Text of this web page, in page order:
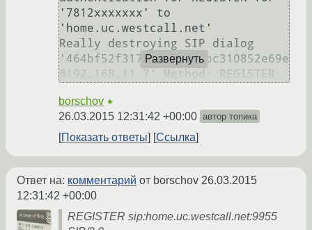
'7812xxxxxxx' to
'home.uc.westcall.net'
Really destroying SIP dialog
'464bf52f317393602eb8bc310852e69e
Развернуть
borschov ★
26.03.2015 12:31:42 +00:00 автор топика
Показать ответы Ссылка
Ответ на: комментарий от borschov 26.03.2015
12:31:42 +00:00
REGISTER sip:home.uc.westcall.net:9955